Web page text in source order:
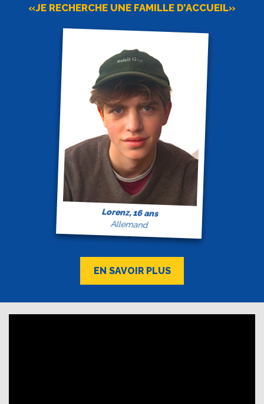
«JE RECHERCHE UNE FAMILLE D’ACCUEIL»
Lorenz, 16 ans
Allemand
EN SAVOIR PLUS